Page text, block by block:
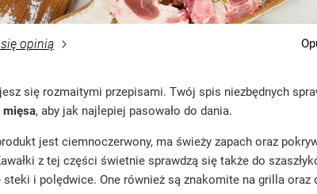
opinią
się rozmaitymi przepisami. Twój spis niezbędnych
mięsa, aby jak najlepiej pasowało do dania.
jest ciemnoczerwony, ma świeży zapach oraz
z tej części świetnie sprawdzą się także do
i polędwice. One również są znakomite na grilla oraz